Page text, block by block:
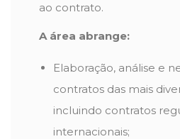
ao contrato.
A área abrange:
Elaboração, análise e
contratos das mais
incluindo contratos
internacionais;